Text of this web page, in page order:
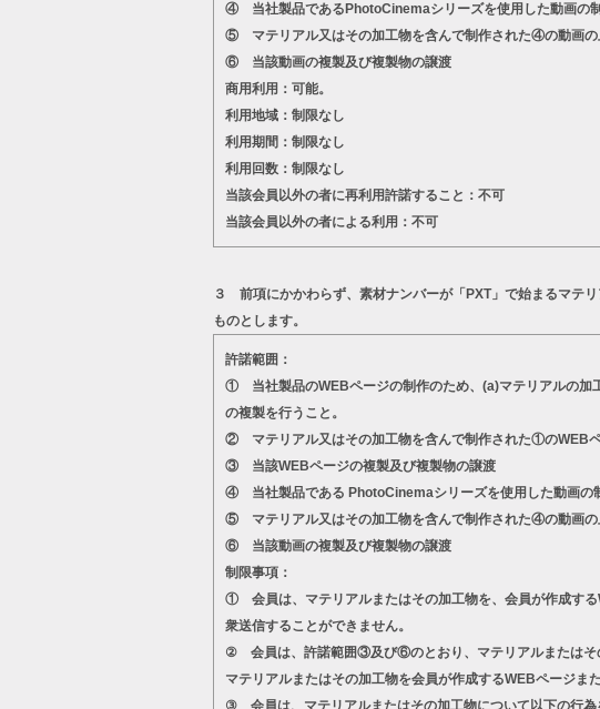
④ 当社製品であるPhotoCinemaシリーズを使用した動画の制
⑤ マテリアル又はその加工物を含んで制作された④の動画の
⑥ 当該動画の複製及び複製物の譲渡
商用利用：可能。
利用地域：制限なし
利用期間：制限なし
利用回数：制限なし
当該会員以外の者に再利用許諾すること：不可
当該会員以外の者による利用：不可
３ 前項にかかわらず、素材ナンバーが「PXT」で始まるマテ
ものとします。
許諾範囲：
① 当社製品のWEBページの制作のため、(a)マテリアルの加
の複製を行うこと。
② マテリアル又はその加工物を含んで制作された①のWEB
③ 当該WEBページの複製及び複製物の譲渡
④ 当社製品である PhotoCinemaシリーズを使用した動画の
⑤ マテリアル又はその加工物を含んで制作された④の動画の
⑥ 当該動画の複製及び複製物の譲渡
制限事項：
① 会員は、マテリアルまたはその加工物を、会員が作成する
衆送信することができません。
② 会員は、許諾範囲③及び⑥のとおり、マテリアルまたはそ
マテリアルまたはその加工物を会員が作成するWEBページま
③ 会員は、マテリアルまたはその加工物について以下の行為